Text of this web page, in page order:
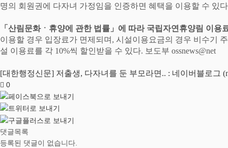
명의 회원권에 다자녀 가정임을 인증하면 혜택을 이용할 수 있다
「 산림문화ㆍ 휴양에 관한 법률 」 에 따라 국립자연휴양림 이용
이용할 경우 입장료가 면제되며 , 시설이용요금의 경우 비수기
설 이용료를 각 10%씩 할인받을 수 있다. 보도부 ossnews@net
[대한행정신문] 저출생, 다자녀를 둔 부모라면.. : 네이버블로그
0
댓글목록
등록된 댓글이 없습니다.